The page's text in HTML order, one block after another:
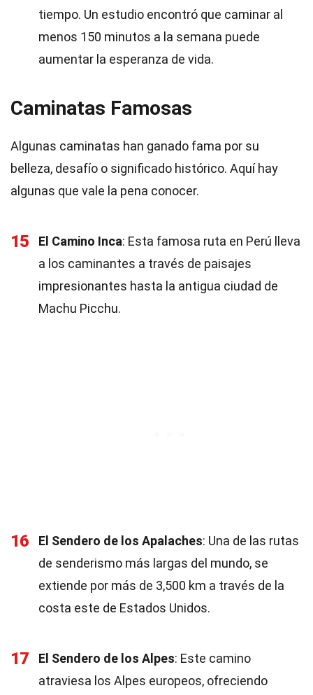
tiempo. Un estudio encontró que caminar al
menos 150 minutos a la semana puede
aumentar la esperanza de vida.
Caminatas Famosas
Algunas caminatas han ganado fama por su
belleza, desafío o significado histórico. Aquí hay
algunas que vale la pena conocer.
15 El Camino Inca: Esta famosa ruta en Perú lleva
a los caminantes a través de paisajes
impresionantes hasta la antigua ciudad de
Machu Picchu.
16 El Sendero de los Apalaches: Una de las rutas
de senderismo más largas del mundo, se
extiende por más de 3,500 km a través de la
costa este de Estados Unidos.
17 El Sendero de los Alpes: Este camino
atraviesa los Alpes europeos, ofreciendo